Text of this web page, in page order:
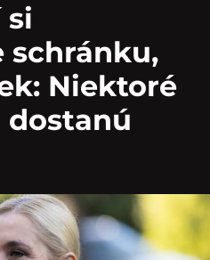
si
Niektoré